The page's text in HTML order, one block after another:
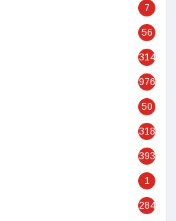
7
56
314
976
50
318
393
1
284